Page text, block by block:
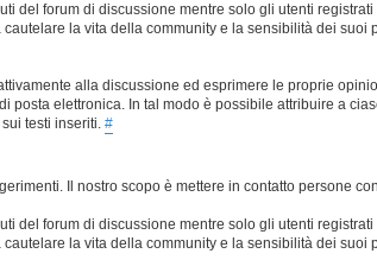
forum di discussione mentre solo gli utenti
cautelare la vita della community e la sensibilità dei suoi
alla discussione ed esprimere le proprie
elettronica. In tal modo è possibile attribuire a
testi inseriti. #
Il nostro scopo è mettere in contatto persone
forum di discussione mentre solo gli utenti
cautelare la vita della community e la sensibilità dei suoi